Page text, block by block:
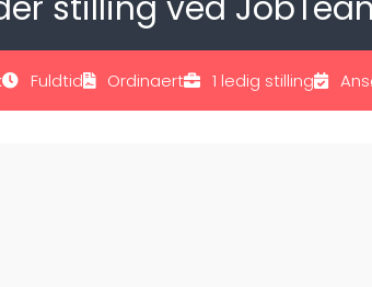
Fuldtid Ordinaert 1 ledig stilling